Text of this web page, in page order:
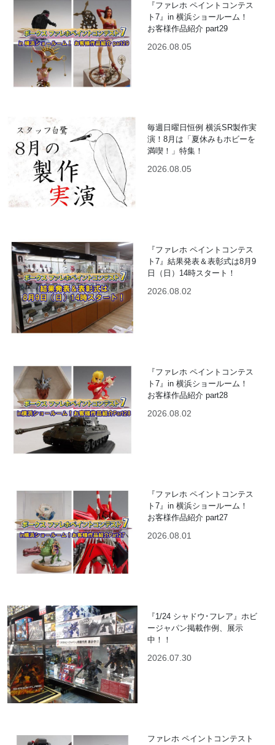
『ファレホ ペイントコンテス
ト7』in 横浜ショールーム！
お客様作品紹介 part29
2026.08.05
毎週日曜日恒例 横浜SR製作実
演！8月は「夏休みもホビーを
満喫！」特集！
2026.08.05
『ファレホ ペイントコンテス
ト7』結果発表＆表彰式は8月9
日（日）14時スタート！
2026.08.02
『ファレホ ペイントコンテス
ト7』in 横浜ショールーム！
お客様作品紹介 part28
2026.08.02
『ファレホ ペイントコンテス
ト7』in 横浜ショールーム！
お客様作品紹介 part27
2026.08.01
『1/24 シャドウ･フレア』ホビ
ージャパン掲載作例、展示
中！！
2026.07.30
ファレホ ペイントコンテスト